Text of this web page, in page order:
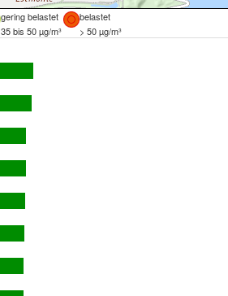
gering belastet
belastet
35 bis 50 µg/m³ > 50 µg/m³